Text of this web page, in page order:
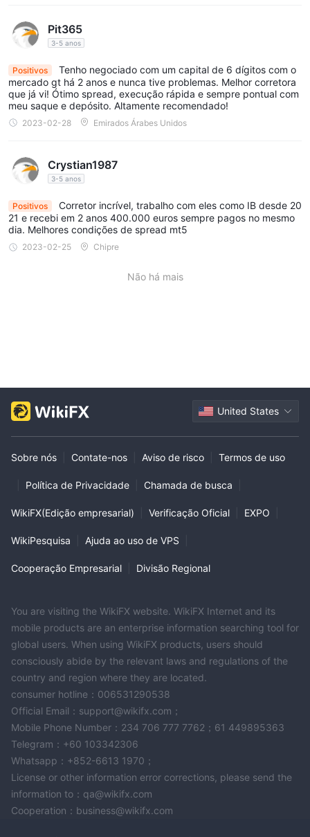
Pit365
3-5 anos
Positivos
Tenho negociado com um capital de 6 dígitos com o
mercado gt há 2 anos e nunca tive problemas. Melhor corretora
que já vi! Ótimo spread, execução rápida e sempre pontual com
meu saque e depósito. Altamente recomendado!
2023-02-28 Emirados Árabes Unidos
Crystian1987
3-5 anos
Positivos
Corretor incrível, trabalho com eles como IB desde 20
21 e recebi em 2 anos 400.000 euros sempre pagos no mesmo
dia. Melhores condições de spread mt5
2023-02-25 Chipre
Não há mais
United States
Sobre nós Contate-nos Aviso de risco Termos de uso
Política de Privacidade Chamada de busca
WikiFX(Edição empresarial) Verificação Oficial EXPO
WikiPesquisa Ajuda ao uso de VPS
Cooperação Empresarial Divisão Regional
You are visiting the WikiFX website. WikiFX Internet and its
mobile products are an enterprise information searching tool for
global users. When using WikiFX products, users should
consciously abide by the relevant laws and regulations of the
country and region where they are located.
consumer hotline：006531290538
Official Email：support@wikifx.com；
Mobile Phone Number：234 706 777 7762；61 449895363
Telegram：+60 103342306
Whatsapp：+852-6613 1970；
License or other information error corrections, please send the
information to：qa@wikifx.com
Cooperation：business@wikifx.com